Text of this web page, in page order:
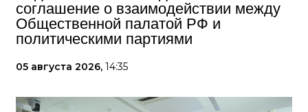
соглашение о взаимодействии между
Общественной палатой РФ и
политическими партиями
05 августа 2026, 14:35